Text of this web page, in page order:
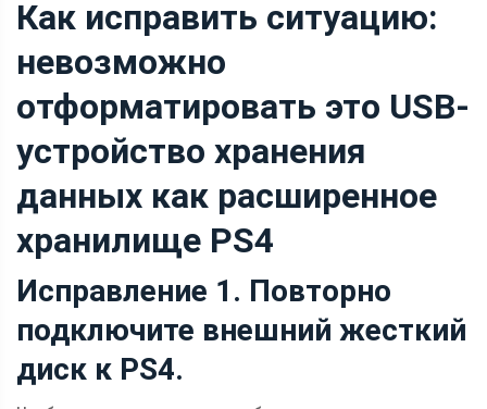
Как исправить ситуацию:
невозможно
отформатировать это USB-
устройство хранения
данных как расширенное
хранилище PS4
Исправление 1. Повторно
подключите внешний жесткий
диск к PS4.